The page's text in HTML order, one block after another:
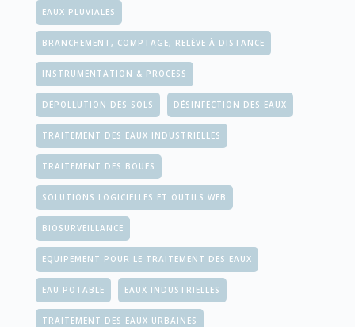
EAUX PLUVIALES
BRANCHEMENT, COMPTAGE, RELÈVE À DISTANCE
INSTRUMENTATION & PROCESS
DÉPOLLUTION DES SOLS DÉSINFECTION DES EAUX
TRAITEMENT DES EAUX INDUSTRIELLES
TRAITEMENT DES BOUES
SOLUTIONS LOGICIELLES ET OUTILS WEB
BIOSURVEILLANCE
EQUIPEMENT POUR LE TRAITEMENT DES EAUX
EAU POTABLE EAUX INDUSTRIELLES
TRAITEMENT DES EAUX URBAINES